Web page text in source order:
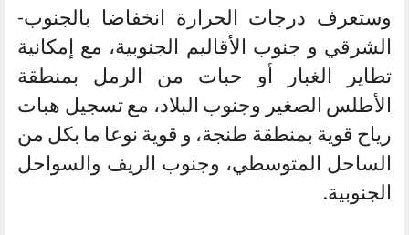
وستعرف درجات الحرارة انخفاضا بالجنوب-
الشرقي و جنوب الأقاليم الجنوبية، مع إمكانية
تطاير الغبار أو حبات من الرمل بمنطقة
الأطلس الصغير وجنوب البلاد، مع تسجيل هبات
رياح قوية بمنطقة طنجة، و قوية نوعا ما بكل من
الساحل المتوسطي، وجنوب الريف والسواحل
الجنوبية.